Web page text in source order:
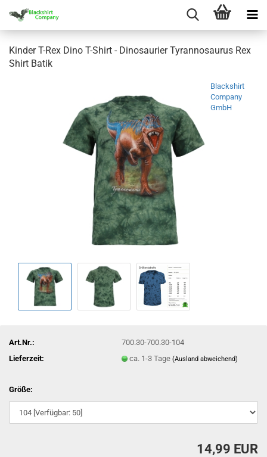
Kinder T-Rex Dino T-Shirt - Dinosaurier Tyrannosaurus Rex
Shirt Batik
Blackshirt
Company
GmbH
Art.Nr.:
700.30-700.30-104
Lieferzeit:
ca. 1-3 Tage(Ausland abweichend)
Größe:
14,99 EUR